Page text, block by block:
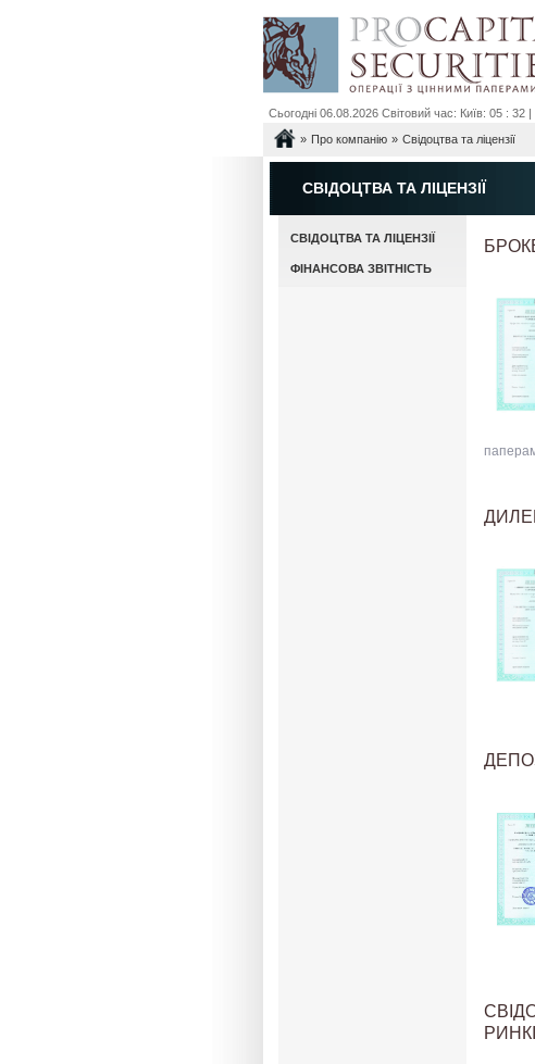
Сьогодні 06.08.2026 Світовий час: Київ: 05 :
» Про компанію » Свідоцтва та ліцензії
СВІДОЦТВА ТА ЛІЦЕНЗІЇ
СВІДОЦТВА ТА ЛІЦЕНЗІЇ
ФІНАНСОВА ЗВІТНІСТЬ